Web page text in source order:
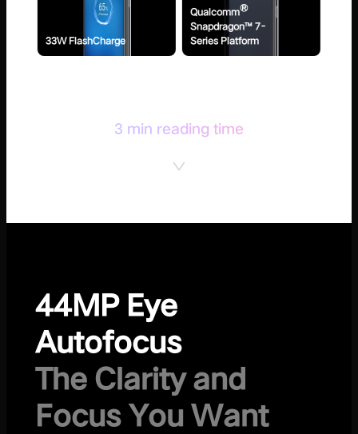
33W FlashCharge
Qualcomm®
Snapdragon™ 7-
Series Platform
3 min reading time
44MP Eye
Autofocus
The Clarity and
Focus You Want